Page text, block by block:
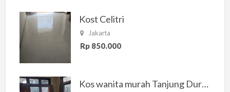
Kost Celitri
Jakarta
Rp 850.000
Kos wanita murah Tanjung Duren Jakarta Barat